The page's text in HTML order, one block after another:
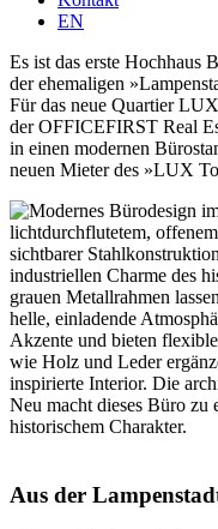
EN
Es ist das erste Hochhaus
der ehema­ligen
Für das neue Quartier
der OFFICE­FIRST Real
in einen modernen
neuen Mieter des »LUX
Aus der